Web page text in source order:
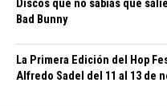
Discos que no sabías que
Bad Bunny
La Primera Edición del Hop
Alfredo Sadel del 11 al 13 de